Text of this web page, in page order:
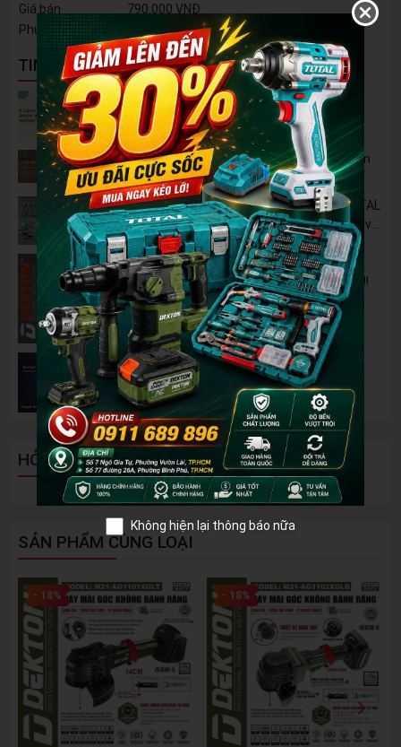
Giá bán
790.000 VNĐ
Phụ kiện kèm theo
1 cặp chổi than + 1 mỏ khóa nhanh
TIN NỔI BẬT
5 Cách Tận Dụng Máy Phun Xịt Áp Lực Cao
Không Chỉ Để Rửa Xe
Tủ Dụng Cụ CSPS: Giải Pháp Sắp Xếp Chuyên
Nghiệp Cho Mọi Xưởng Cơ Khí
🔋 Đột Phá Công Nghệ: Pin Lithium 42V TOTAL
B42M – Giải Pháp Thay Thế Máy Dùng Điện và
Nhiên Liệu
Pin 2Ah Chân Phổ Thông Dekton M21-
B2065PLUS - GỌN NHẸ, TIỆN LỢI đã về hàng!!!
Đánh Giá 2 Mẫu Máy Mài WORKPRO Giá Rẻ
Đáng Mua Nhất Hiện Nay
HỎI ĐÁP - BÌNH LUẬN
SẢN PHẨM CÙNG LOẠI
- 18% - 18%
Không hiện lại thông báo nữa